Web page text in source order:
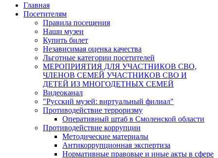
Главная
Посетителям
Правила посещения
Наши музеи
Купить билет
Независимая оценка качества
Льготные категории посетителей
МЕРОПРИЯТИЯ ДЛЯ УЧАСТНИКОВ СВО,
ЧЛЕНОВ СЕМЕЙ УЧАСТНИКОВ СВО И
ДЕТЕЙ ИЗ МНОГОДЕТНЫХ СЕМЕЙ
Видеоканал
"Русский музей: виртуальный филиал"
Противодействие терроризму
Оперативный штаб в Смоленской области
Противодействие коррупции
Методические материалы
Антикоррупционная экспертиза
Нормативные правовые и иные акты в сфере